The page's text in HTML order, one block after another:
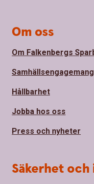
Om oss
Om Falkenbergs
Samhällsengagemang
Hållbarhet
Jobba hos oss
Press och nyheter
Säkerhet